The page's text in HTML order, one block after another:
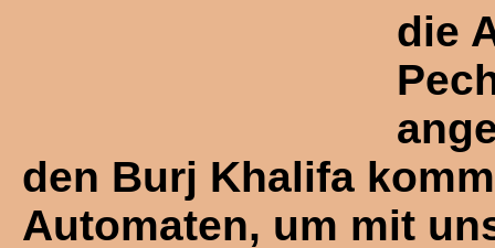
die
den Burj Khalifa
Automaten, um mit